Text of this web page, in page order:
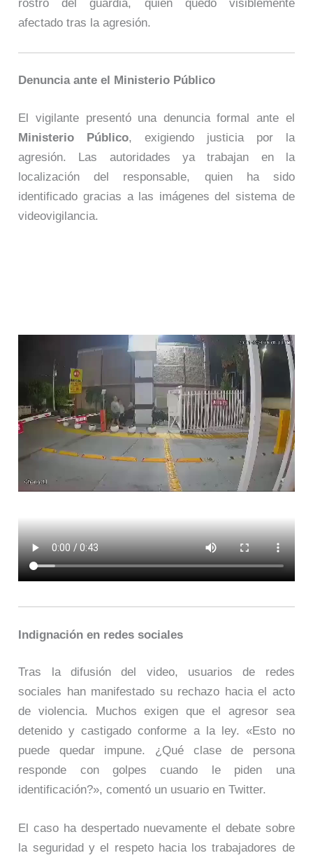
rostro del guardia, quien quedó visiblemente
afectado tras la agresión.
Denuncia ante el Ministerio Público
El vigilante presentó una denuncia formal ante el
Ministerio Público, exigiendo justicia por la
agresión. Las autoridades ya trabajan en la
localización del responsable, quien ha sido
identificado gracias a las imágenes del sistema de
videovigilancia.
Indignación en redes sociales
Tras la difusión del video, usuarios de redes
sociales han manifestado su rechazo hacia el acto
de violencia. Muchos exigen que el agresor sea
detenido y castigado conforme a la ley. «Esto no
puede quedar impune. ¿Qué clase de persona
responde con golpes cuando le piden una
identificación?», comentó un usuario en Twitter.
El caso ha despertado nuevamente el debate sobre
la seguridad y el respeto hacia los trabajadores de